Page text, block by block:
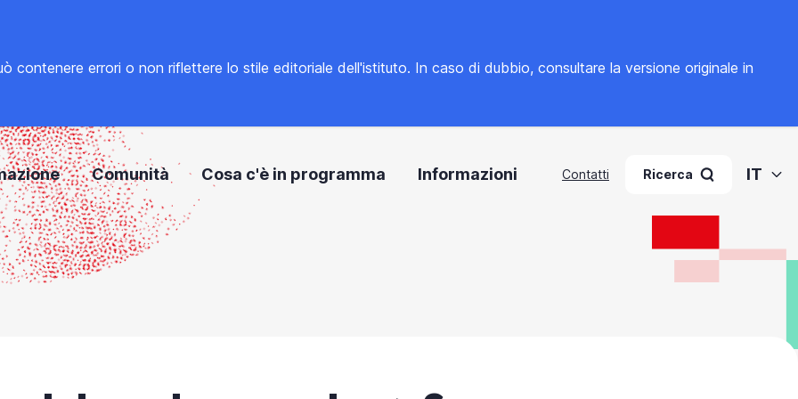
errori o non riflettere lo stile editoriale dell'istituto. In caso di dubbio, consultare la versione originale in
Comunità Cosa c'è in programma Informazioni Contatti Ricerca IT